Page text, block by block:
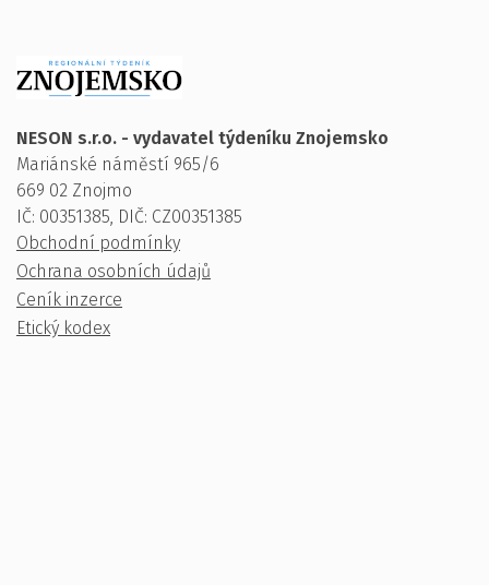
NESON s.r.o. - vydavatel týdeníku Znojemsko
Mariánské náměstí 965/6
669 02 Znojmo
IČ: 00351385, DIČ: CZ00351385
Obchodní podmínky
Ochrana osobních údajů
Ceník inzerce
Etický kodex